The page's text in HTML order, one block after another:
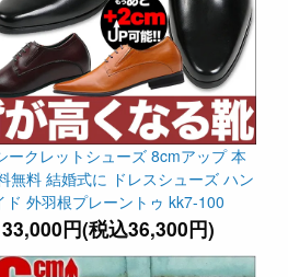
ークレットシューズ 8cmアップ 本
無料 結婚式に ドレスシューズ ハン
ド 外羽根プレーントゥ kk7-100
33,000円(税込36,300円)